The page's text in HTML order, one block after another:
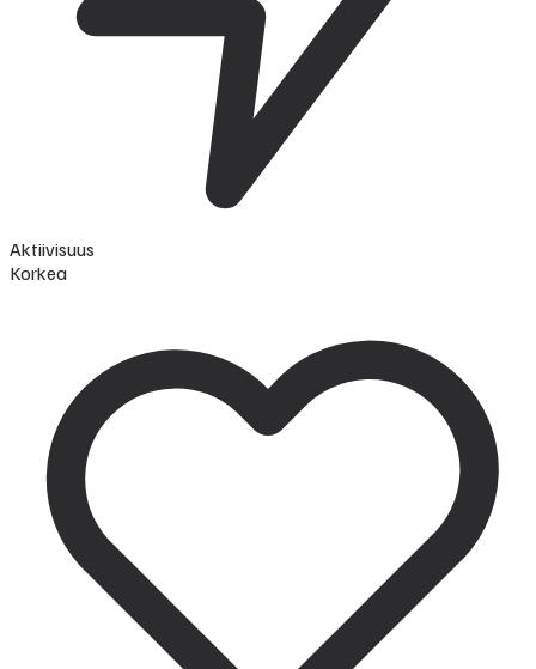
Aktiivisuus
Korkea